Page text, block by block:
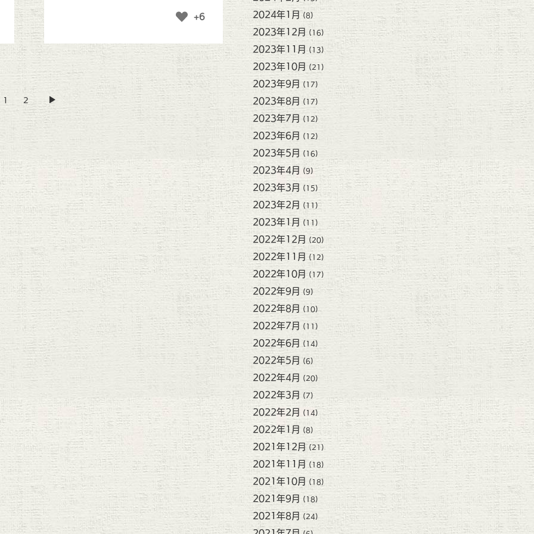
+6
1 2
2024年1月 (8)
2023年12月 (16)
2023年11月 (13)
2023年10月 (21)
2023年9月 (17)
2023年8月 (17)
2023年7月 (12)
2023年6月 (12)
2023年5月 (16)
2023年4月 (9)
2023年3月 (15)
2023年2月 (11)
2023年1月 (11)
2022年12月 (20)
2022年11月 (12)
2022年10月 (17)
2022年9月 (9)
2022年8月 (10)
2022年7月 (11)
2022年6月 (14)
2022年5月 (6)
2022年4月 (20)
2022年3月 (7)
2022年2月 (14)
2022年1月 (8)
2021年12月 (21)
2021年11月 (18)
2021年10月 (18)
2021年9月 (18)
2021年8月 (24)